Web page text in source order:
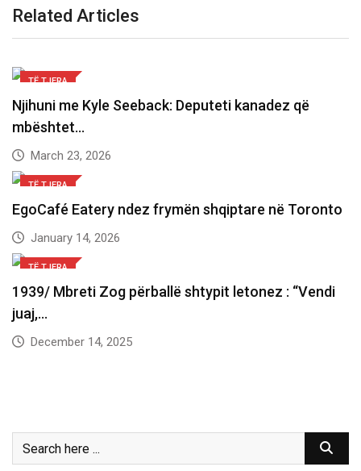
Related Articles
TË TJERA
Njihuni me Kyle Seeback: Deputeti kanadez që
mbështet…
March 23, 2026
TË TJERA
EgoCafé Eatery ndez frymën shqiptare në Toronto
January 14, 2026
TË TJERA
1939/ Mbreti Zog përballë shtypit letonez : “Vendi
juaj,…
December 14, 2025